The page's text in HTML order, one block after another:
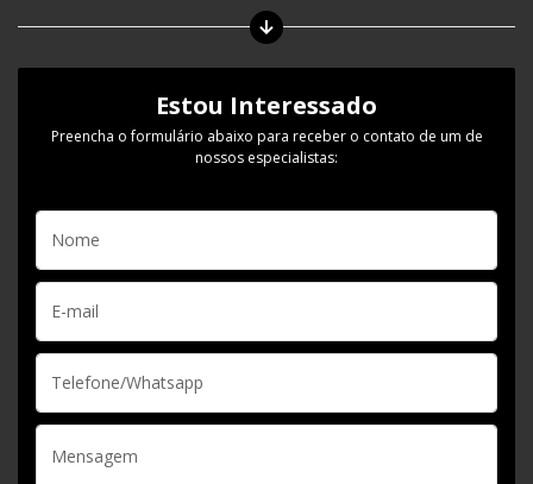
Estou Interessado
Preencha o formulário abaixo para receber o contato de um de
nossos especialistas: